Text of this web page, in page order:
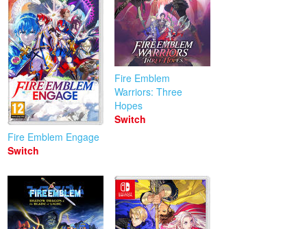
Fire Emblem Engage
Switch
Fire Emblem
Warriors: Three
Hopes
Switch